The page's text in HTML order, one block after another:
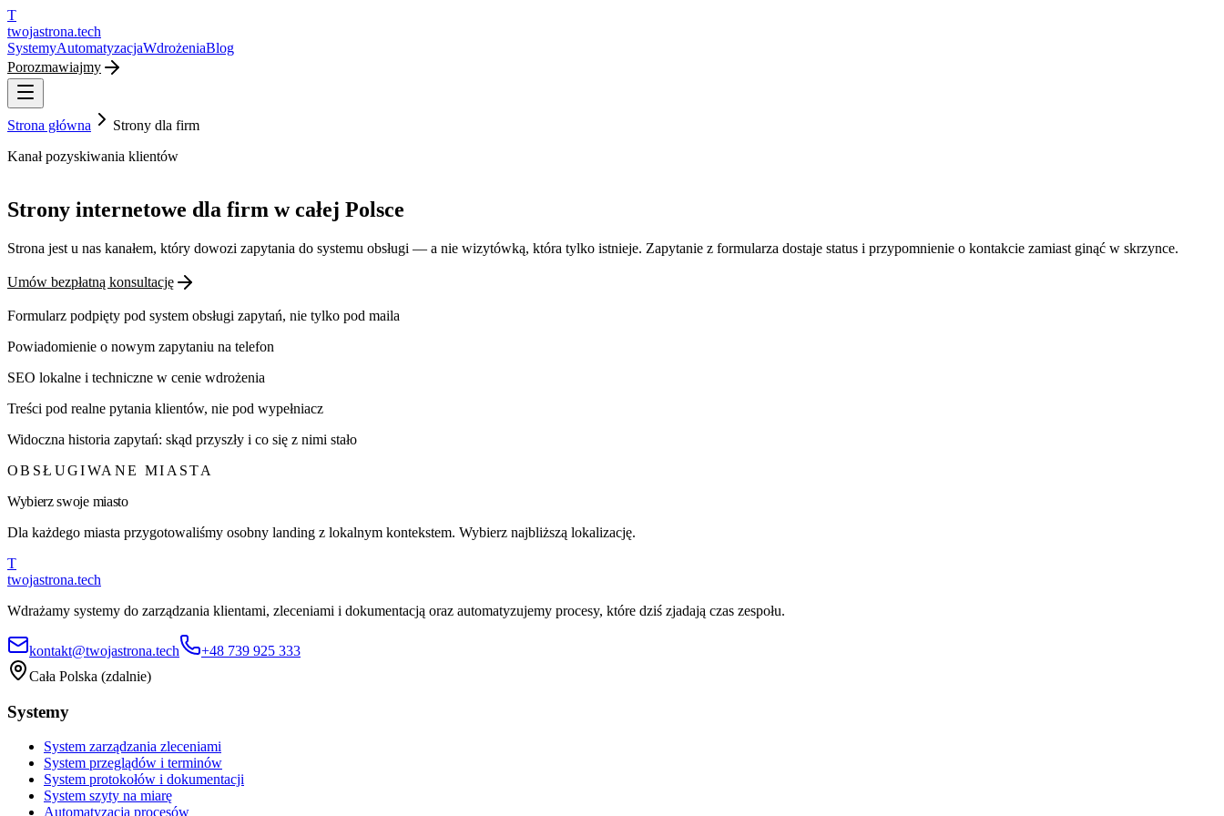
T
twojastrona.tech
SystemyAutomatyzacjaWdrożeniaBlog
Porozmawiajmy
Strona główna
Strony dla firm
Kanał pozyskiwania klientów
Strony internetowe dla firm w całej Polsce
Strona jest u nas kanałem, który dowozi zapytania do systemu obsługi — a nie wizytówką, która tylko istnieje. Zapytanie z formularza dostaje status i przypomnienie o kontakcie zamiast ginąć w skrzynce.
Umów bezpłatną konsultację
Formularz podpięty pod system obsługi zapytań, nie tylko pod maila
Powiadomienie o nowym zapytaniu na telefon
SEO lokalne i techniczne w cenie wdrożenia
Treści pod realne pytania klientów, nie pod wypełniacz
Widoczna historia zapytań: skąd przyszły i co się z nimi stało
OBSŁUGIWANE MIASTA
Wybierz swoje miasto
Dla każdego miasta przygotowaliśmy osobny landing z lokalnym kontekstem. Wybierz najbliższą lokalizację.
T
twojastrona.tech
Wdrażamy systemy do zarządzania klientami, zleceniami i dokumentacją oraz automatyzujemy procesy, które dziś zjadają czas zespołu.
kontakt@twojastrona.tech
+48 739 925 333
Cała Polska (zdalnie)
Systemy
System zarządzania zleceniami
System przeglądów i terminów
System protokołów i dokumentacji
System szyty na miarę
Automatyzacja procesów